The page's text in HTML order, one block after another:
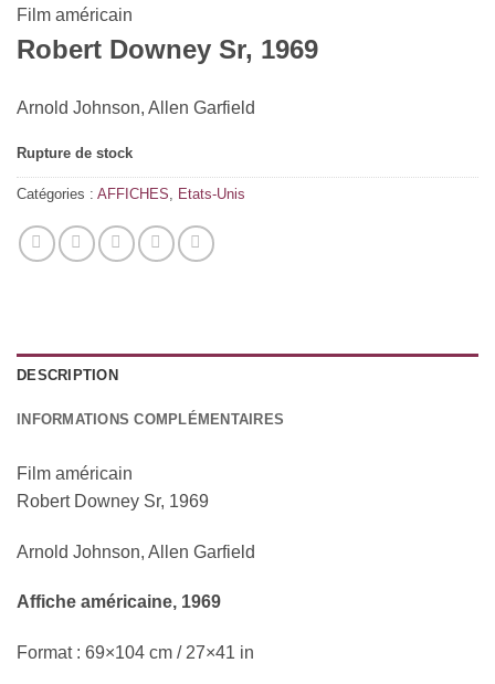
Film américain
Robert Downey Sr, 1969
Arnold Johnson, Allen Garfield
Rupture de stock
Catégories : AFFICHES Etats-Unis
DESCRIPTION
INFORMATIONS COMPLÉMENTAIRES
Film américain
Robert Downey Sr, 1969
Arnold Johnson, Allen Garfield
Affiche américaine, 1969
Format : 69×104 cm / 27×41 in